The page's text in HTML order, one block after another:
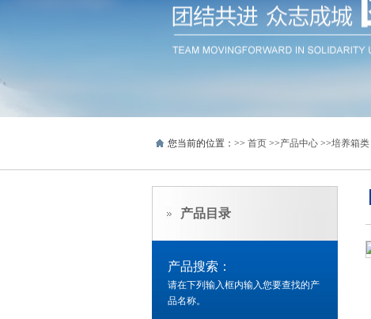
您当前的位置：>> 首页 >>产品中心 >>培养箱类
产品目录
产品搜索：
请在下列输入框内输入您要查找的产
品名称。